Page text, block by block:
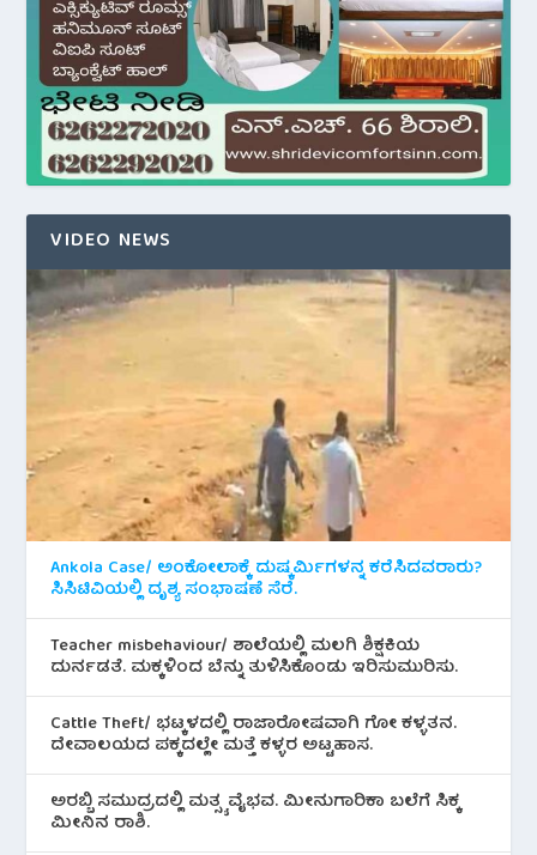
VIDEO NEWS
Ankola Case/ ಅಂಕೋಲಾಕ್ಕೆ ದುಷ್ಕರ್ಮಿಗಳನ್ನ ಕರೆಸಿದವರಾರು?
ಸಿಸಿಟಿವಿಯಲ್ಲಿ ದೃಶ್ಯ ಸಂಭಾಷಣೆ ಸೆರೆ.
Teacher misbehaviour/ ಶಾಲೆಯಲ್ಲಿ ಮಲಗಿ ಶಿಕ್ಷಕಿಯ
ದುರ್ನಡತೆ. ಮಕ್ಕಳಿಂದ ಬೆನ್ನು ತುಳಿಸಿಕೊಂಡು ಇರಿಸುಮುರಿಸು.
Cattle Theft/ ಭಟ್ಕಳದಲ್ಲಿ ರಾಜಾರೋಷವಾಗಿ ಗೋ ಕಳ್ಳತನ.
ದೇವಾಲಯದ ಪಕ್ಕದಲ್ಲೇ ಮತ್ತೆ ಕಳ್ಳರ ಅಟ್ಟಹಾಸ.
ಅರಬ್ಬಿ ಸಮುದ್ರದಲ್ಲಿ ಮತ್ಸ್ಯ ವೈಭವ. ಮೀನುಗಾರಿಕಾ ಬಲೆಗೆ ಸಿಕ್ಕ
ಮೀನಿನ‌ ರಾಶಿ.